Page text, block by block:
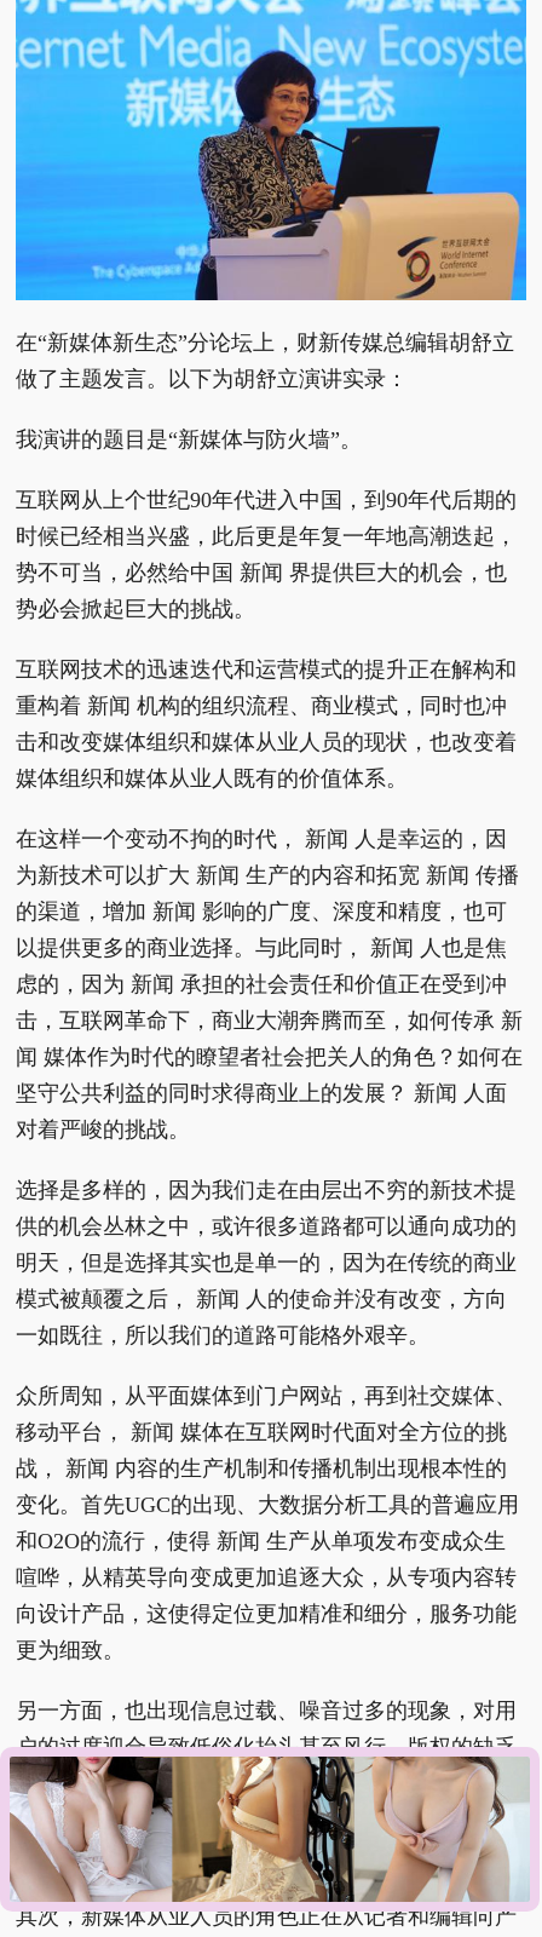
在“新媒体新生态”分论坛上，财新传媒总编辑胡舒立
做了主题发言。以下为胡舒立演讲实录：
我演讲的题目是“新媒体与防火墙”。
互联网从上个世纪90年代进入中国，到90年代后期的
时候已经相当兴盛，此后更是年复一年地高潮迭起，
势不可当，必然给中国 新闻 界提供巨大的机会，也
势必会掀起巨大的挑战。
互联网技术的迅速迭代和运营模式的提升正在解构和
重构着 新闻 机构的组织流程、商业模式，同时也冲
击和改变媒体组织和媒体从业人员的现状，也改变着
媒体组织和媒体从业人既有的价值体系。
在这样一个变动不拘的时代， 新闻 人是幸运的，因
为新技术可以扩大 新闻 生产的内容和拓宽 新闻 传播
的渠道，增加 新闻 影响的广度、深度和精度，也可
以提供更多的商业选择。与此同时， 新闻 人也是焦
虑的，因为 新闻 承担的社会责任和价值正在受到冲
击，互联网革命下，商业大潮奔腾而至，如何传承 新
闻 媒体作为时代的瞭望者社会把关人的角色？如何在
坚守公共利益的同时求得商业上的发展？ 新闻 人面
对着严峻的挑战。
选择是多样的，因为我们走在由层出不穷的新技术提
供的机会丛林之中，或许很多道路都可以通向成功的
明天，但是选择其实也是单一的，因为在传统的商业
模式被颠覆之后， 新闻 人的使命并没有改变，方向
一如既往，所以我们的道路可能格外艰辛。
众所周知，从平面媒体到门户网站，再到社交媒体、
移动平台， 新闻 媒体在互联网时代面对全方位的挑
战， 新闻 内容的生产机制和传播机制出现根本性的
变化。首先UGC的出现、大数据分析工具的普遍应用
和O2O的流行，使得 新闻 生产从单项发布变成众生
喧哗，从精英导向变成更加追逐大众，从专项内容转
向设计产品，这使得定位更加精准和细分，服务功能
更为细致。
另一方面，也出现信息过载、噪音过多的现象，对用
户的过度迎合导致低俗化抬头甚至风行，版权的缺乏
使得传统媒体难以获得应有的回报，其技术则使 新闻
生产投入不足，整体质量下降，这虽然是市场的阶段
性特征，但其负 面效果不容忽视。
其次，新媒体从业人员的角色正在从记者和编辑向产